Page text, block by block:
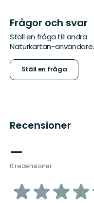
Frågor och svar
Ställ en fråga till andra
Naturkartan-användare.
Ställ en fråga
Recensioner
—
0 recensioner
av